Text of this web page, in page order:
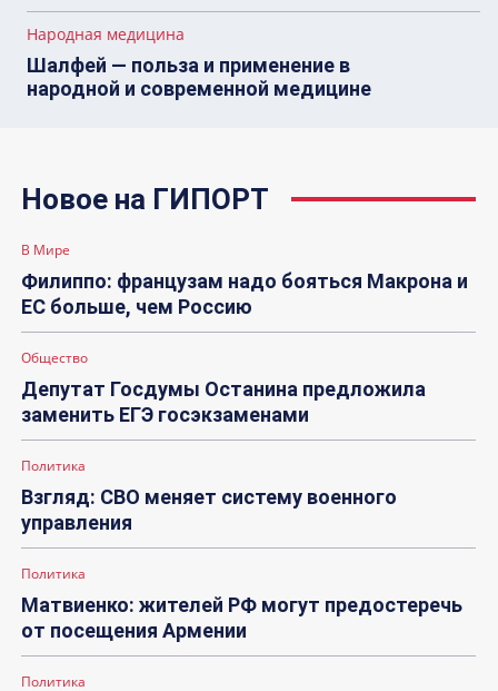
Народная медицина
Шалфей — польза и применение в
народной и современной медицине
Новое на ГИПОРТ
В Мире
Филиппо: французам надо бояться Макрона и
ЕС больше, чем Россию
Общество
Депутат Госдумы Останина предложила
заменить ЕГЭ госэкзаменами
Политика
Взгляд: СВО меняет систему военного
управления
Политика
Матвиенко: жителей РФ могут предостеречь
от посещения Армении
Политика